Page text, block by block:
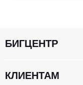
БИГЦЕНТР
КЛИЕНТАМ